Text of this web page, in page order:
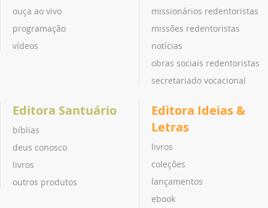
ouça ao vivo
programação
vídeos
missionários redentoristas
missões redentoristas
notícias
obras sociais redentoristas
secretariado vocacional
Editora Santuário
bíblias
deus conosco
livros
outros produtos
Editora Ideias &
Letras
livros
coleções
lançamentos
ebook